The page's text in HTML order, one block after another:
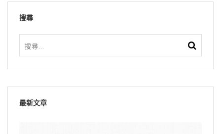
搜尋
最新文章